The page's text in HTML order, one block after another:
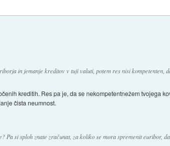
in jemanje kreditov v tuji valuti, potem res nisi kompetenten,
kreditih. Res pa je, da se nekompetentnežem tvojega
čista neumnost.
Pa si sploh znate zračunat, za koliko se mora spremenit euribor, da